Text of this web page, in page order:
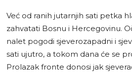
Već od ranih jutarnjih sati petka
zahvatati Bosnu i Hercegovinu.
nalet pogodi sjeverozapadni i
sati ujutro, a tokom dana će se
Prolazak fronte donosi jak